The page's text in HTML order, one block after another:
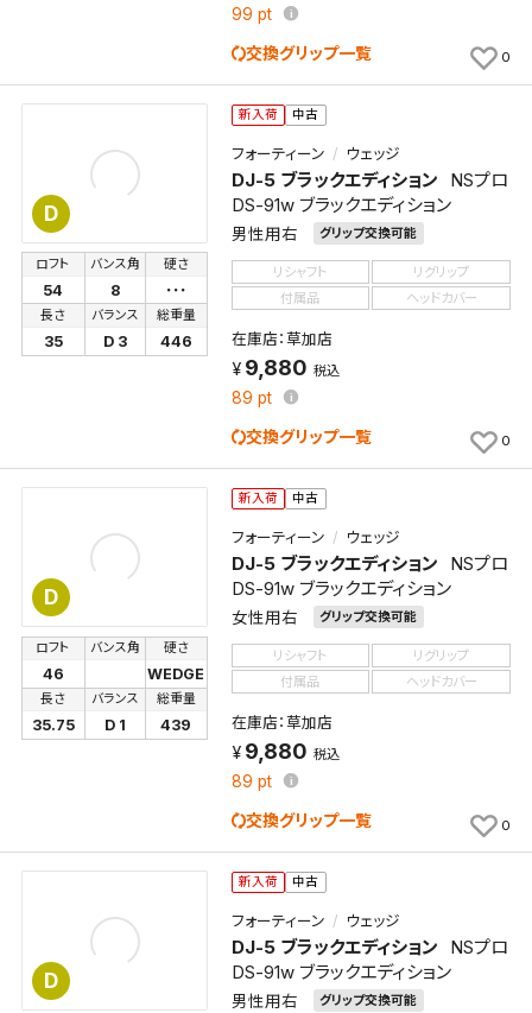
99 pt
交換グリップ一覧 0
D
新入荷 中古
フォーティーン ウェッジ
DJ-5 ブラックエディション
NSプロ
DS-91w ブラックエディション
男性用右 グリップ交換可能
ロフト
54
バンス角
8
硬さ
･･･
長さ
35
バランス
D 3
総重量
446
リシャフト
リグリップ
付属品
ヘッドカバー
在庫店：草加店
9,880 税込
89 pt
交換グリップ一覧 0
D
新入荷 中古
フォーティーン ウェッジ
DJ-5 ブラックエディション
NSプロ
DS-91w ブラックエディション
女性用右 グリップ交換可能
ロフト
46
バンス角 硬さ
WEDGE
長さ
35.75
バランス
D 1
総重量
439
リシャフト
リグリップ
付属品
ヘッドカバー
在庫店：草加店
9,880 税込
89 pt
交換グリップ一覧 0
D
新入荷 中古
フォーティーン ウェッジ
DJ-5 ブラックエディション
NSプロ
DS-91w ブラックエディション
男性用右 グリップ交換可能